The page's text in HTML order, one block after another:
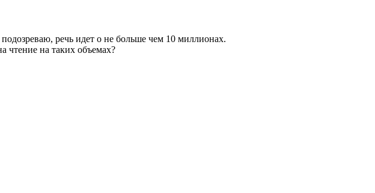
речь идет о не больше чем 10 миллионах.
чтение на таких объемах?